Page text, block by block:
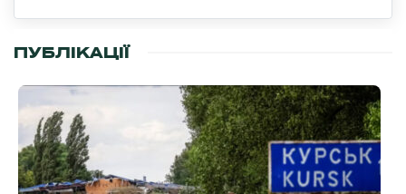
ПУБЛІКАЦІЇ